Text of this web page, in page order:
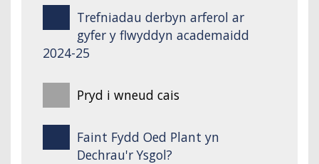
Trefniadau derbyn arferol ar
gyfer y flwyddyn academaidd
2024-25
Pryd i wneud cais
Faint Fydd Oed Plant yn
Dechrau'r Ysgol?